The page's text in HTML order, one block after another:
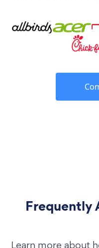
Frequently
Learn more about